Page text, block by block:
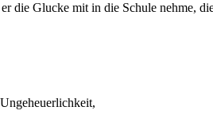
die Glucke mit in die Schule nehme,